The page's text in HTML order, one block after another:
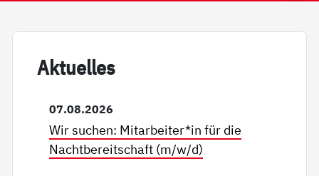
Ak­tu­el­les
07.08.2026
Wir suchen: Mitarbeiter*in für die
Nachtbereitschaft (m/w/d)